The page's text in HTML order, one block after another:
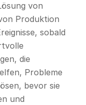
von
Produktion
sobald
die
Probleme
bevor sie
und